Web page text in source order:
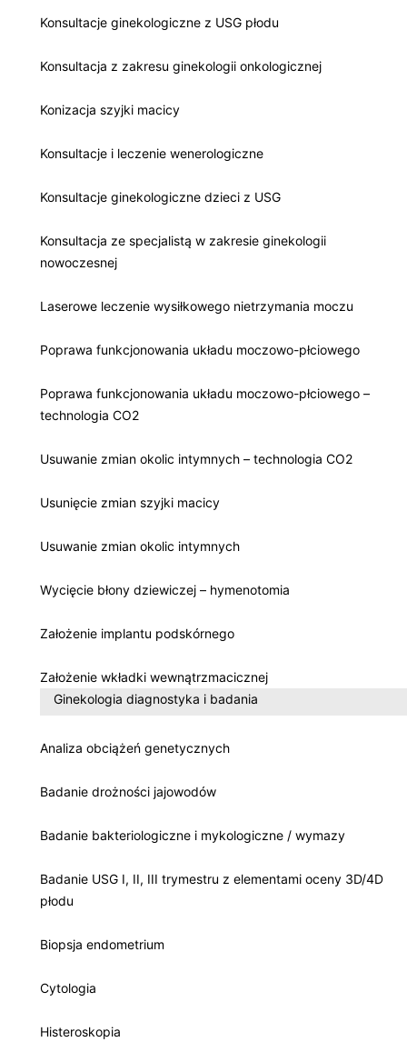
Konsultacje ginekologiczne z USG płodu
Konsultacja z zakresu ginekologii onkologicznej
Konizacja szyjki macicy
Konsultacje i leczenie wenerologiczne
Konsultacje ginekologiczne dzieci z USG
Konsultacja ze specjalistą w zakresie ginekologii
nowoczesnej
Laserowe leczenie wysiłkowego nietrzymania moczu
Poprawa funkcjonowania układu moczowo-płciowego
Poprawa funkcjonowania układu moczowo-płciowego –
technologia CO2
Usuwanie zmian okolic intymnych – technologia CO2
Usunięcie zmian szyjki macicy
Usuwanie zmian okolic intymnych
Wycięcie błony dziewiczej – hymenotomia
Założenie implantu podskórnego
Założenie wkładki wewnątrzmacicznej
Ginekologia diagnostyka i badania
Analiza obciążeń genetycznych
Badanie drożności jajowodów
Badanie bakteriologiczne i mykologiczne / wymazy
Badanie USG I, II, III trymestru z elementami oceny 3D/4D
płodu
Biopsja endometrium
Cytologia
Histeroskopia